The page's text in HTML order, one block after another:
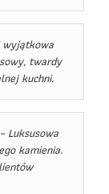
wyjątkowa
twardy
kuchni.
Luksusowa
kamienia.